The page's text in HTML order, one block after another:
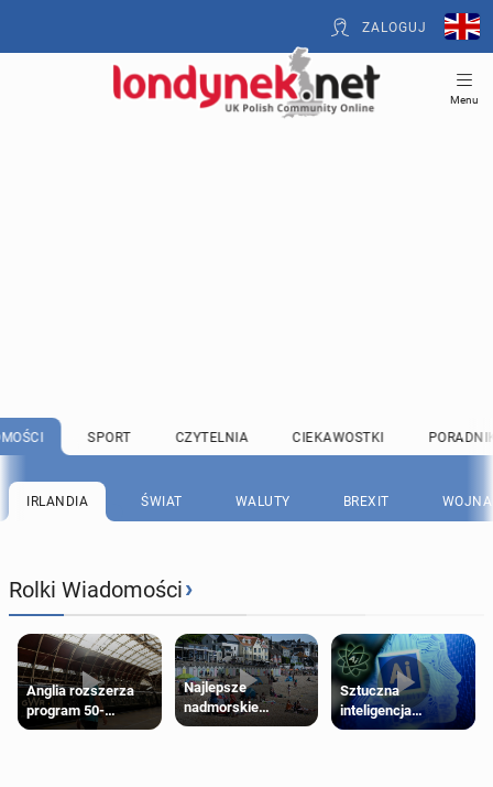
ZALOGUJ
Menu
SPORT CZYTELNIA CIEKAWOSTKI
IRLANDIA ŚWIAT WALUTY BREXIT
Rolki Wiadomości›
Anglia rozszerza
program 50-
procentowych
Najlepsze
nadmorskie
miasteczko blisko
Sztuczna
inteligencja
próbowała oszukać